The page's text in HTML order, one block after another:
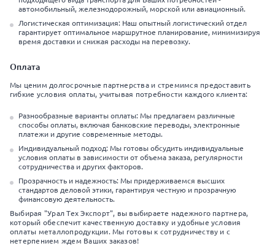
автомобильный, железнодорожный, морской или авиационный.
Логистическая оптимизация: Наш опытный логистический отдел
гарантирует оптимальное маршрутное планирование, минимизируя
время доставки и снижая расходы на перевозку.
Оплата
Мы ценим долгосрочные партнерства и стремимся предоставить
гибкие условия оплаты, учитывая потребности каждого клиента:
Разнообразные варианты оплаты: Мы предлагаем различные
способы оплаты, включая банковские переводы, электронные
платежи и другие современные методы.
Индивидуальный подход: Мы готовы обсудить индивидуальные
условия оплаты в зависимости от объема заказа, регулярности
сотрудничества и других факторов.
Прозрачность и надежность: Мы придерживаемся высших
стандартов деловой этики, гарантируя честную и прозрачную
финансовую деятельность.
Выбирая "Урал Тех Экспорт", вы выбираете надежного партнера,
который обеспечит качественную доставку и удобные условия
оплаты металлопродукции. Мы готовы к сотрудничеству и с
нетерпением ждем Ваших заказов!